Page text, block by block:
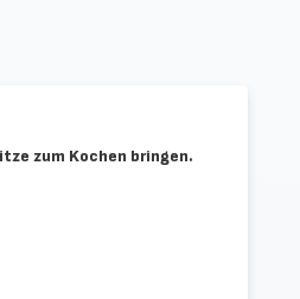
zum Kochen bringen.